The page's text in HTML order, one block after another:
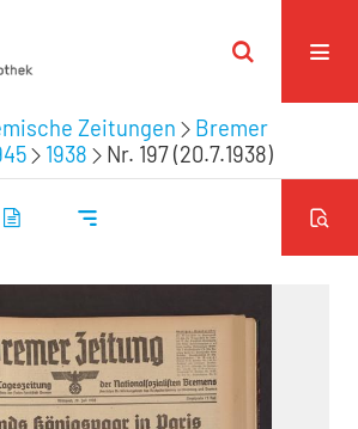
Zeitungen
Bremer
1938 Nr. 197 (20.7.1938)